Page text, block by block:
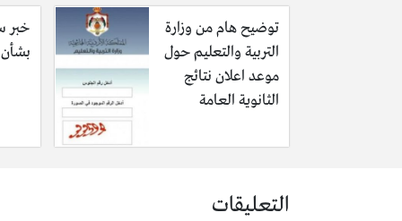
توضيح هام من وزارة
التربية والتعليم حول
موعد اعلان نتائج
الثانوية العامة
خبر
بشأن
التعليقات